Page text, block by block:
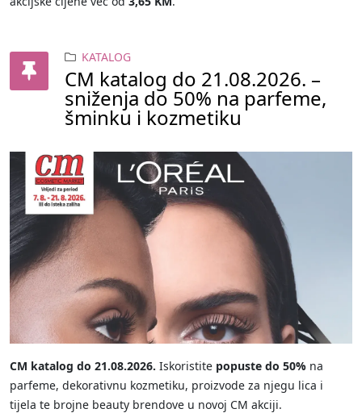
KATALOG
CM katalog do 21.08.2026. –
sniženja do 50% na parfeme,
šminku i kozmetiku
CM katalog do 21.08.2026. Iskoristite popuste do 50% na
parfeme, dekorativnu kozmetiku, proizvode za njegu lica i
tijela te brojne beauty brendove u novoj CM akciji.